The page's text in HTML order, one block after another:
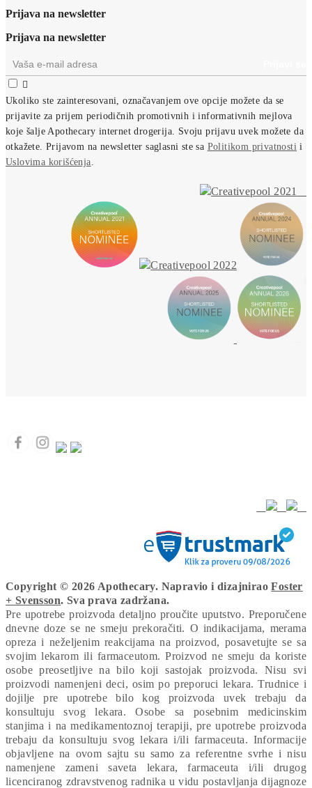
Prijava na newsletter
Prijava na newsletter

Ukoliko ste zainteresovani, označavanjem ove opcije možete da se
prijavite za prijem periodičnih promotivnih i informativnih mejlova
koje šalje Apothecary internet drogerija. Svoju prijavu uvek možete da
otkažete.Prijavom na newsletter saglasni ste sa Politikom privatnosti i
Uslovima korišćenja.
Copyright © 2026 Apothecary. Napravio i dizajniraoFoster
+ Svensson. Sva prava zadržana.
Pre upotrebe proizvoda detaljno proučite uputstvo. Preporučene
dnevne doze se ne smeju prekoračiti. O indikacijama, merama
opreza i neželjenim reakcijama na proizvod, posavetujte se sa
svojim lekarom ili farmaceutom. Proizvod ne smeju da koriste
osobe preosetljive na bilo koji sastojak proizvoda. Nisu svi
proizvodi namenjeni deci, osim po preporuci lekara. Trudnice i
dojilje pre upotrebe bilo kog proizvoda uvek trebaju da
konsultuju svog lekara. Osobe sa posebnim medicinskim
stanjima i na medikamentoznoj terapiji, pre upotrebe proizvoda
trebaju da konsultuju svog lekara i/ili farmaceuta. Informacije
objavljene na ovom sajtu su samo za referentne svrhe i nisu
namenjene zameni saveta lekara, farmaceuta i/ili drugog
licenciranog zdravstvenog radnika u vidu postavljanja dijagnoze